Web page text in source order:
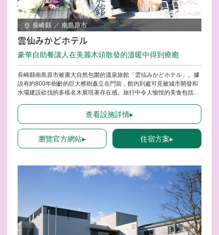
長崎縣 ／ 南島原市
雲仙みかどホテル
豪華自助餐讓人在美麗木頭散發的溫暖中得到療癒
長崎縣南島原市被廣大自然包圍的溫泉旅館「雲仙みかどホテル」。據
說有約800年樹齡的巨大椎樹矗立在門前，館內到處可見被城市開發和
水壩建設砍伐的多樣名木展現著存在感。旅行中令人愉悅的美食包括螃
點，豐富的菜單適合從孩童到成人的所有人品嚐。讓我們各自盡情享受
廚師精湛手藝的多樣美食。
查看設施詳情▸
瀏覽官方網站▸ 住宿方案▸